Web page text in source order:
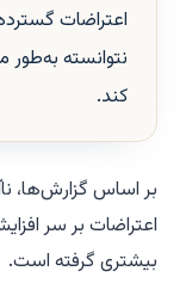
اعتراضات
نتوانسته
کند.
بر اساس گزارش‌ها،
اعتراضات بر سر
بیشتری گرفته است.